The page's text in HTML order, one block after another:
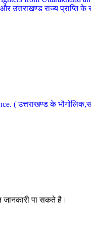
उत्तराखण्ड राज्य
( उत्तराखण्ड के
जानकारी पा सकते है।